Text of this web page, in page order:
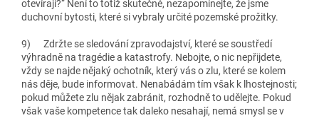
otevírají?“ Není to totiž skutečné, nezapomínejte, že jsme
duchovní bytosti, které si vybraly určité pozemské prožitky.
9) Zdržte se sledování zpravodajství, které se soustředí
výhradně na tragédie a katastrofy. Nebojte, o nic nepřijdete,
vždy se najde nějaký ochotník, který vás o zlu, které se kolem
nás děje, bude informovat. Nenabádám tím však k lhostejnosti;
pokud můžete zlu nějak zabránit, rozhodně to udělejte. Pokud
však vaše kompetence tak daleko nesahají, nemá smysl se v